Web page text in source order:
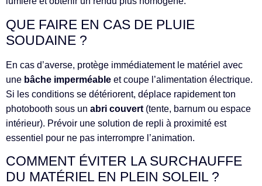
QUE FAIRE EN CAS DE PLUIE
SOUDAINE ?
En cas d’averse, protège immédiatement le matériel avec
une bâche imperméable et coupe l’alimentation électrique.
Si les conditions se détériorent, déplace rapidement ton
photobooth sous un abri couvert (tente, barnum ou espace
intérieur). Prévoir une solution de repli à proximité est
essentiel pour ne pas interrompre l’animation.
COMMENT ÉVITER LA SURCHAUFFE
DU MATÉRIEL EN PLEIN SOLEIL ?